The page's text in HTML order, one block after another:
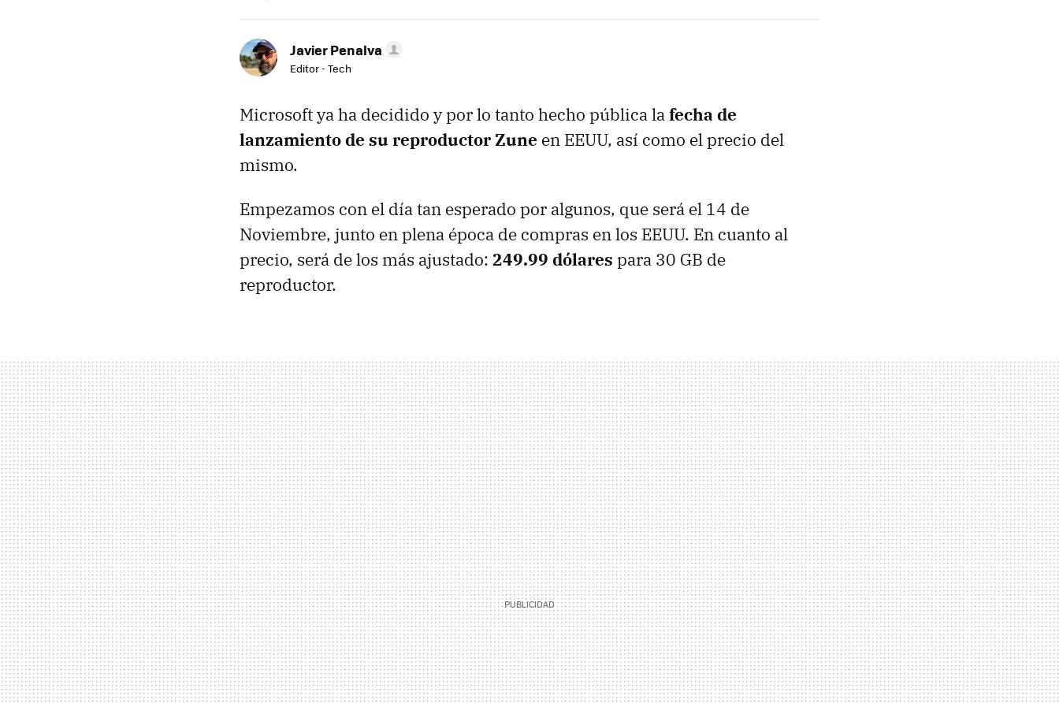
Javier Penalva
Editor - Tech
Microsoft ya ha decidido y por lo tanto hecho pública lafecha de
lanzamiento de su reproductor Zune en EEUU, así como el precio del
mismo.
Empezamos con el día tan esperado por algunos, que será el 14 de
Noviembre, junto en plena época de compras en los EEUU. En cuanto al
precio, será de los más ajustado: 249.99 dólares para 30 GB de
reproductor.